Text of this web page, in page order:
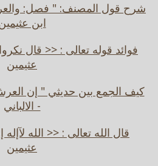
شرح قول المصنف: " فصل:
ابن
فوائد قوله تعالى : << قال
عثيمين
كيف الجمع بين حديثي " إن
- الالباني
قال الله تعالى : << الله
عثيمين